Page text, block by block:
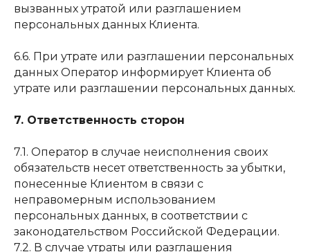
вызванных утратой или разглашением
персональных данных Клиента.
6.6. При утрате или разглашении персональных
данных Оператор информирует Клиента об
утрате или разглашении персональных данных.
7. Ответственность сторон
7.1. Оператор в случае неисполнения своих
обязательств несет ответственность за убытки,
понесенные Клиентом в связи с
неправомерным использованием
персональных данных, в соответствии с
законодательством Российской Федерации.
7.2. В случае утраты или разглашения
О проекте
© 2026 Все права защищены
Концерты в
Концерты в Кусково
Мастер-классы в Кусково
events@art2palace.ru